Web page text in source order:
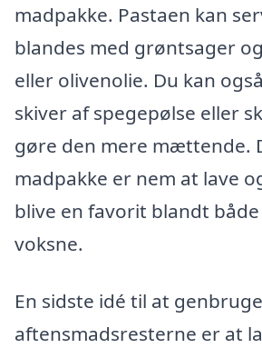
madpakke. Pastaen kan
blandes med grøntsager
eller olivenolie. Du kan
skiver af spegepølse eller
gøre den mere mættende.
madpakke er nem at lave
blive en favorit blandt
voksne.
En sidste idé til at genbruge
aftensmadsresterne er at